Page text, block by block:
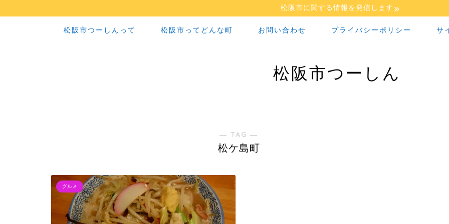
松阪市に関する情報を発信します
松阪市つーしんって 松阪市ってどんな町 お問い合わせ プライバシーポリシー サ
松阪市つーしん
― TAG ―
松ケ島町
グルメ